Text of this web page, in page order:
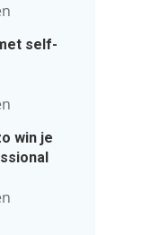
self-
win je